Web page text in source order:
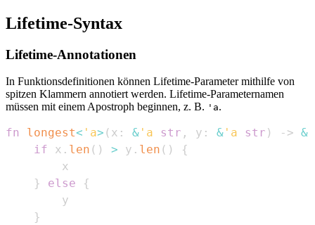
Lifetime-Syntax
Lifetime-Annotationen
In Funktionsdefinitionen können Lifetime-Parameter mithilfe von
spitzen Klammern annotiert werden. Lifetime-Parameternamen
müssen mit einem Apostroph beginnen, z. B. 'a.
fn longest< 'a> ( x : & 'a str , y : & 'a str ) -> &
if x . len ( ) > y . len ( )
{
}
else
{
}